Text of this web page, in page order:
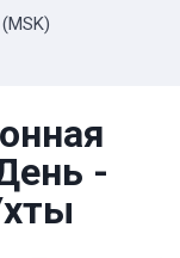
-